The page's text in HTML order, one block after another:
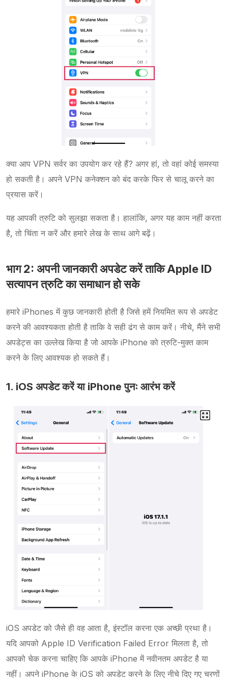
क्या आप VPN सर्वर का उपयोग कर रहे हैं? अगर हां, तो वहां कोई समस्या
हो सकती है। अपने VPN कनेक्शन को बंद करके फिर से चालू करने का
प्रयास करें।
यह आपकी त्रुटि को सुलझा सकता है। हालांकि, अगर यह काम नहीं करता
है, तो चिंता न करें और हमारे लेख के साथ आगे बढ़ें।
भाग 2: अपनी जानकारी अपडेट करें ताकि Apple ID
सत्यापन त्रुटि का समाधान हो सके
हमारे iPhones में कुछ जानकारी होती है जिसे हमें नियमित रूप से अपडेट
करने की आवश्यकता होती है ताकि वे सही ढंग से काम करें। नीचे, मैंने सभी
अपडेट्स का उल्लेख किया है जो आपके iPhone को त्रुटि-मुक्त काम
करने के लिए आवश्यक हो सकते हैं।
1. iOS अपडेट करें या iPhone पुनः आरंभ करें
iOS अपडेट को जैसे ही वह आता है, इंस्टॉल करना एक अच्छी प्रथा है।
यदि आपको Apple ID Verification Failed Error मिलता है, तो
आपको चेक करना चाहिए कि आपके iPhone में नवीनतम अपडेट है या
नहीं। अपने iPhone के iOS को अपडेट करने के लिए नीचे दिए गए चरणों